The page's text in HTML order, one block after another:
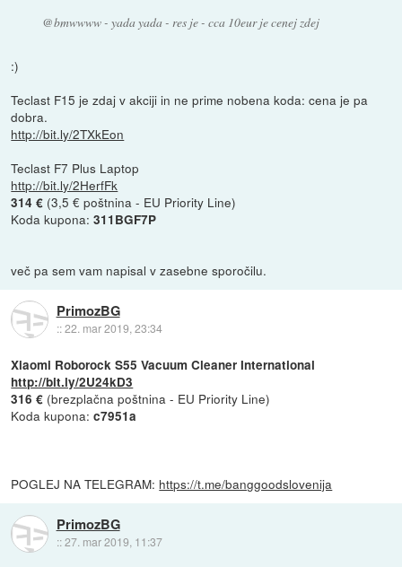
@bmwwww - yada yada - res je - cca 10eur je cenej zdej
:)
Teclast F15 je zdaj v akciji in ne prime nobena koda: cena je pa
dobra.
http://bit.ly/2TXkEon
Teclast F7 Plus Laptop
http://bit.ly/2HerfFk
314 € (3,5 € poštnina - EU Priority Line)
Koda kupona: 311BGF7P
več pa sem vam napisal v zasebne sporočilu.
PrimozBG
::22. mar 2019, 23:34
Xiaomi Roborock S55 Vacuum Cleaner International
http://bit.ly/2U24kD3
316 € (brezplačna poštnina - EU Priority Line)
Koda kupona:c7951a
POGLEJ NA TELEGRAM: https://t.me/banggoodslovenija
PrimozBG
::27. mar 2019, 11:37